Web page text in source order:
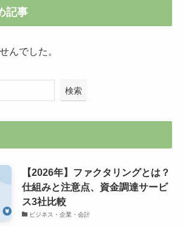
記事
んでした。
検索
【2026年】ファクタリングとは？
仕組みと注意点、資金調達サービ
ス3社比較
ビジネス・企業・会計